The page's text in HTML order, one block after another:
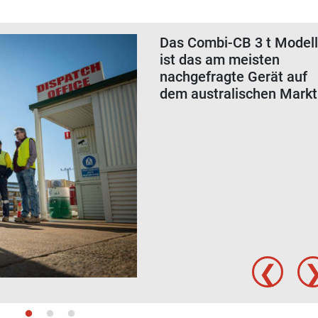
Das Combi-CB 3 t Modell
ist das am meisten
nachgefragte Gerät auf
dem australischen Markt